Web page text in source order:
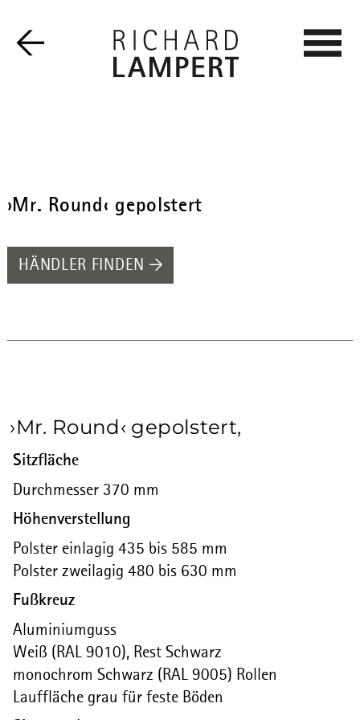
›Mr. Round‹ gepolstert
HÄNDLER FINDEN
›Mr. Round‹ gepolstert,
Sitzfläche
Durchmesser 370 mm
Höhenverstellung
Polster einlagig 435 bis 585 mm
Polster zweilagig 480 bis 630 mm
Fußkreuz
Aluminiumguss
Weiß (RAL 9010), Rest Schwarz
monochrom Schwarz (RAL 9005) Rollen
Lauffläche grau für feste Böden